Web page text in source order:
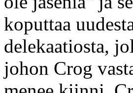
koputtaa
delekaatiosta,
johon Crog